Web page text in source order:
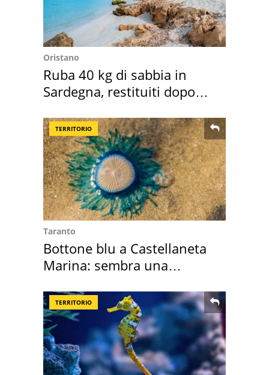
Oristano
Ruba 40 kg di sabbia in
Sardegna, restituiti dopo
TERRITORIO
Taranto
Bottone blu a Castellaneta
Marina: sembra una
TERRITORIO